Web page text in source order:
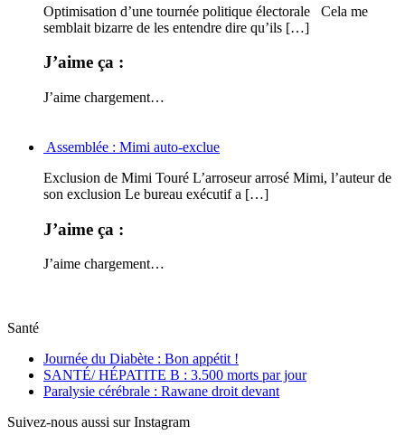
Optimisation d’une tournée politique électorale Cela me
semblait bizarre de les entendre dire qu’ils […]
J’aime ça :
J’aime chargement…
Assemblée : Mimi auto-exclue
Exclusion de Mimi Touré L’arroseur arrosé Mimi, l’auteur de
son exclusion Le bureau exécutif a […]
J’aime ça :
J’aime chargement…
Santé
Journée du Diabète : Bon appétit !
SANTÉ/ HÉPATITE B : 3.500 morts par jour
Paralysie cérébrale : Rawane droit devant
Suivez-nous aussi sur Instagram